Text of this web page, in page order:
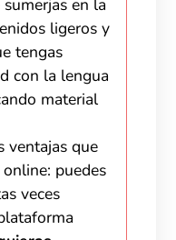
ligeros y
tengas
con la lengua
material
ventajas que
puedes
veces